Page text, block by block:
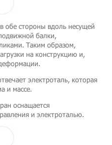
обе стороны вдоль несущей
балки,
Таким образом,
на конструкцию и,
электроталь, которая
и массе.
оснащается
и электроталью.